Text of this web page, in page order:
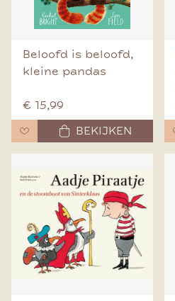
Beloofd is beloofd,
kleine pandas
€ 15,99
BEKIJKEN